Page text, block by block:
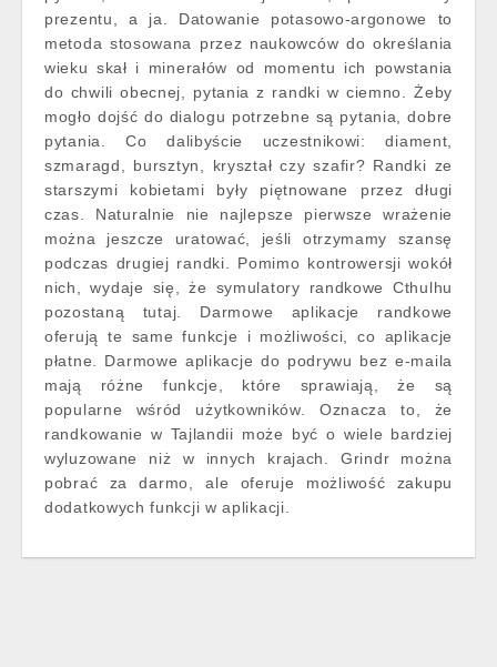
prezentu, a ja. Datowanie potasowo-argonowe to
metoda stosowana przez naukowców do określania
wieku skał i minerałów od momentu ich powstania
do chwili obecnej, pytania z randki w ciemno. Żeby
mogło dojść do dialogu potrzebne są pytania, dobre
pytania. Co dalibyście uczestnikowi: diament,
szmaragd, bursztyn, kryształ czy szafir? Randki ze
starszymi kobietami były piętnowane przez długi
czas. Naturalnie nie najlepsze pierwsze wrażenie
można jeszcze uratować, jeśli otrzymamy szansę
podczas drugiej randki. Pomimo kontrowersji wokół
nich, wydaje się, że symulatory randkowe Cthulhu
pozostaną tutaj. Darmowe aplikacje randkowe
oferują te same funkcje i możliwości, co aplikacje
płatne. Darmowe aplikacje do podrywu bez e-maila
mają różne funkcje, które sprawiają, że są
popularne wśród użytkowników. Oznacza to, że
randkowanie w Tajlandii może być o wiele bardziej
wyluzowane niż w innych krajach. Grindr można
pobrać za darmo, ale oferuje możliwość zakupu
dodatkowych funkcji w aplikacji.